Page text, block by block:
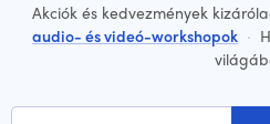
Akciók és kedvezmények
audio- és videó-workshopok ·